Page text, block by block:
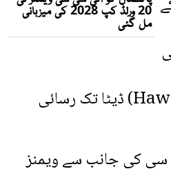
وقت ہاک آئی (Hawk-Eye) ڈیٹا تک رسائی
کی جانب سے ویمنز